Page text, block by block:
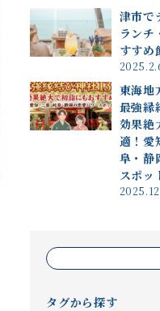
津市で
ランチ
すすめ
東海地
最強縁
効果絶
適！愛
阜・静
スポッ
索:
タグから探す